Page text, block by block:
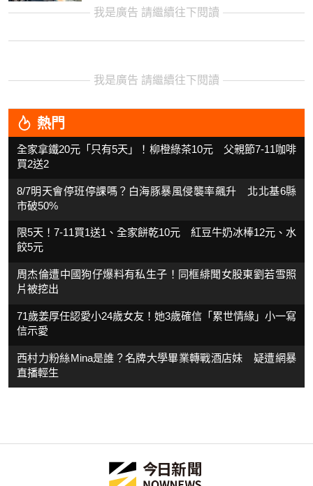
我是廣告 請繼續往下閱讀
我是廣告 請繼續往下閱讀
熱門
全家拿鐵20元「只有5天」！柳橙綠茶10元 父親節7-11咖啡
買2送2
8/7明天會停班停課嗎？白海豚暴風侵襲率飆升 北北基6縣
市破50%
限5天！7-11買1送1、全家餅乾10元 紅豆牛奶冰棒12元、水
餃5元
周杰倫遭中國狗仔爆料有私生子！同框緋聞女股東劉若雪照
片被挖出
71歲姜厚任認愛小24歲女友！她3歲確信「累世情緣」小一寫
信示愛
西村力粉絲Mina是誰？名牌大學畢業轉戰酒店妹 疑遭網暴
直播輕生